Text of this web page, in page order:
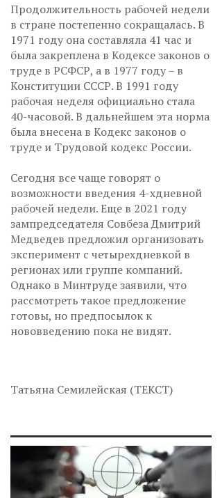
Продолжительность рабочей недели
в стране постепенно сокращалась. В
1971 году она составляла 41 час и
была закреплена в Кодексе законов о
труде в РСФСР, а в 1977 году – в
Конституции СССР. В 1991 году
рабочая неделя официально стала
40-часовой. В дальнейшем эта норма
была внесена в Кодекс законов о
труде и Трудовой кодекс России.
Сегодня все чаще говорят о
возможности введения 4-хдневной
рабочей недели. Еще в 2021 году
зампредседателя Совбеза Дмитрий
Медведев предложил организовать
эксперимент с четырехдневкой в
регионах или группе компаний.
Однако в Минтруде заявили, что
рассмотреть такое предложение
готовы, но предпосылок к
нововведению пока не видят.
Татьяна Семилейская (ТЕКСТ)